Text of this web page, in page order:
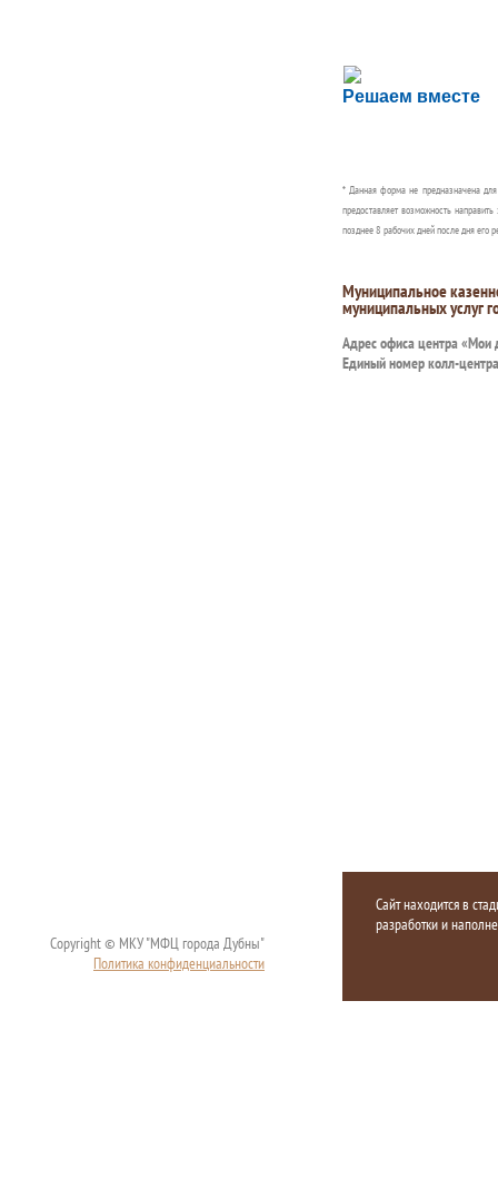
Решаем вместе
Сложности с
Сообщите об этом
* Данная форма не предназначена
предоставляет возможность
позднее 8 рабочих дней после дня его
Муниципальное
муниципальных услуг
Адрес офиса центра «Мои
Единый номер колл-
Copyright © МКУ "МФЦ города Дубны"
Политика конфиденциальности
Сайт находится в
разработки и